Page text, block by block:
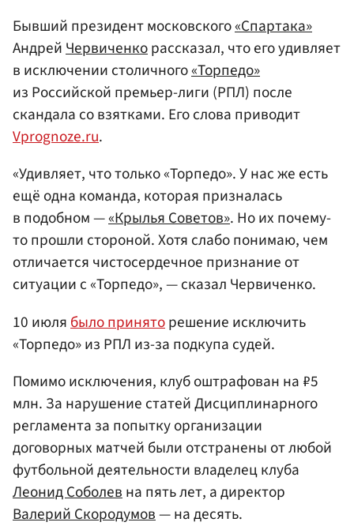
Бывший президент московского«Спартака»
АндрейЧервиченкорассказал, что его удивляет
в исключении столичного«Торпедо»
из Российской премьер-лиги (РПЛ) после
скандала со взятками. Его слова приводит
Vprognoze.ru.
«Удивляет, что только «Торпедо». У нас же есть
ещё одна команда, которая призналась
в подобном —«Крылья Советов». Но их почему-
то прошли стороной. Хотя слабо понимаю, чем
отличается чистосердечное признание от
ситуации с «Торпедо», — сказал Червиченко.
10 июля было приняторешение исключить
«Торпедо» из РПЛ из-за подкупа судей.
Помимо исключения, клуб оштрафован на ₽5
млн. За нарушение статей Дисциплинарного
регламента за попытку организации
договорных матчей были отстранены от любой
футбольной деятельности владелец клуба
Леонид Соболевна пять лет, а директор
Валерий Скородумов— на десять.